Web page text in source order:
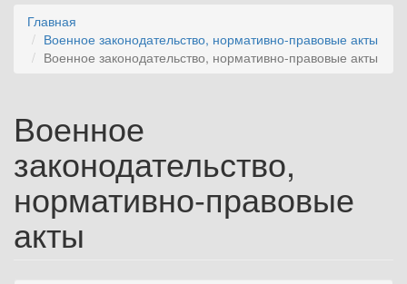
Главная
Военное законодательство, нормативно-правовые акты
Военное законодательство, нормативно-правовые акты
Военное
законодательство,
нормативно-правовые
акты